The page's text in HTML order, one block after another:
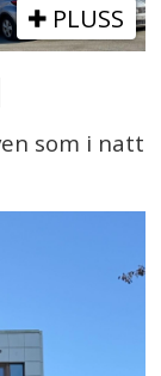
PLUSS
som i natt